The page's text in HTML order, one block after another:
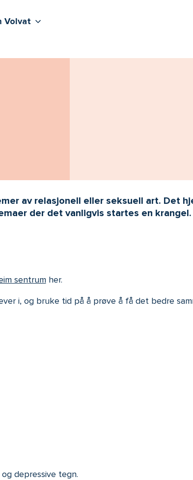
Våre sentre
Volvat
av relasjonell eller seksuell art. Det
der det vanligvis startes en krangel.
sentrumher.
i, og bruke tid på å prøve å få det bedre
depressive tegn.